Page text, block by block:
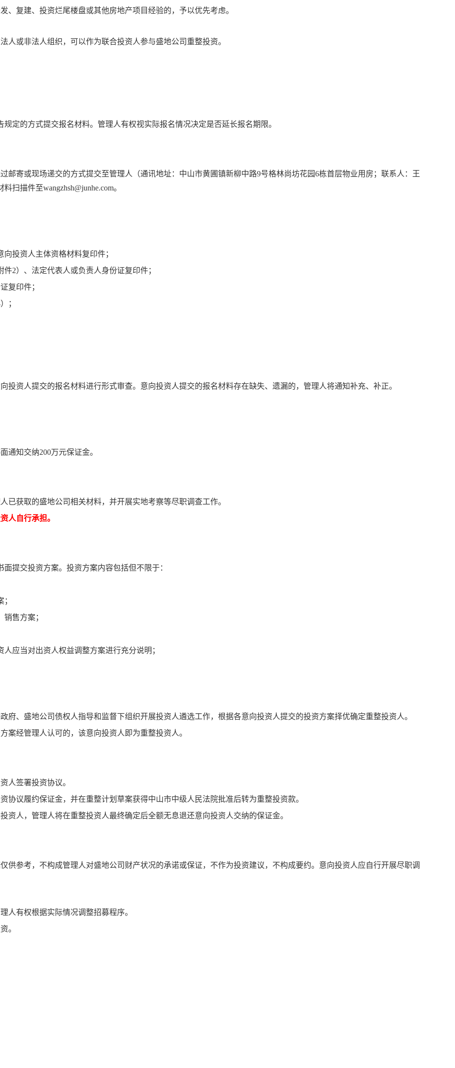
、复建、投资烂尾楼盘或其他房地产项目经验的，予以优先考虑。
人或非法人组织，可以作为联合投资人参与盛地公司重整投资。
规定的方式提交报名材料。管理人有权视实际报名情况决定是否延长报名期限。
邮寄或现场递交的方式提交至管理人（通讯地址：中山市黄圃镇新柳中路9号格林尚坊花园6栋首层物业用房；联系人：王
扫描件至wangzhsh@junhe.com。
向投资人主体资格材料复印件；
2）、法定代表人或负责人身份证复印件；
复印件；
；
投资人提交的报名材料进行形式审查。意向投资人提交的报名材料存在缺失、遗漏的，管理人将通知补充、补正。
通知交纳200万元保证金。
已获取的盛地公司相关材料，并开展实地考察等尽职调查工作。
人自行承担。
提交投资方案。投资方案内容包括但不限于：
售方案；
应当对出资人权益调整方案进行充分说明；
府、盛地公司债权人指导和监督下组织开展投资人遴选工作，根据各意向投资人提交的投资方案择优确定重整投资人。
案经管理人认可的，该意向投资人即为重整投资人。
人签署投资协议。
协议履约保证金，并在重整计划草案获得中山市中级人民法院批准后转为重整投资款。
资人，管理人将在重整投资人最终确定后全额无息退还意向投资人交纳的保证金。
供参考，不构成管理人对盛地公司财产状况的承诺或保证，不作为投资建议，不构成要约。意向投资人应自行开展尽职调
人有权根据实际情况调整招募程序。
。